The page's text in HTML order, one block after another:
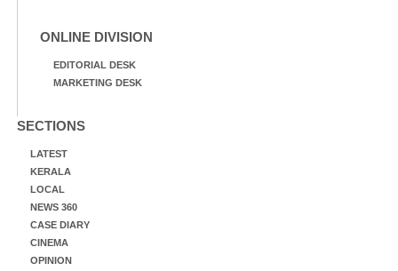
ONLINE DIVISION
EDITORIAL DESK
MARKETING DESK
SECTIONS
LATEST
KERALA
LOCAL
NEWS 360
CASE DIARY
CINEMA
OPINION